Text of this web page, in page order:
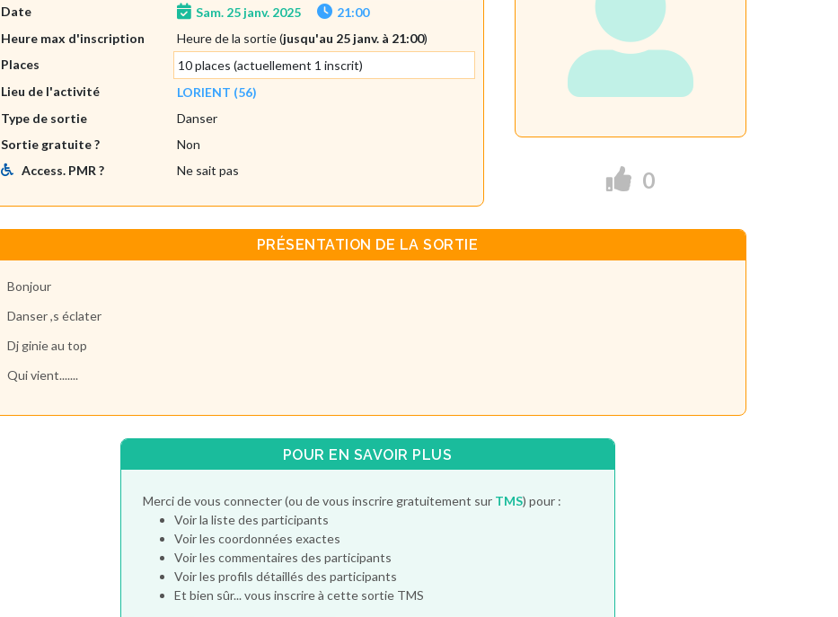
Date
Sam. 25 janv. 2025
21:00
Heure max d'inscription
Heure de la sortie (jusqu'au 25 janv. à 21:00)
Places
10 places (actuellement 1 inscrit)
Lieu de l'activité
LORIENT (56)
Type de sortie
Danser
Sortie gratuite ?
Non
Access. PMR ?
Ne sait pas 0
PRÉSENTATION DE LA SORTIE
Bonjour
Danser ,s éclater
Dj ginie au top
Qui vient.......
POUR EN SAVOIR PLUS
Merci de vous connecter (ou de vous inscrire gratuitement sur TMS) pour :
Voir la liste des participants
Voir les coordonnées exactes
Voir les commentaires des participants
Voir les profils détaillés des participants
Et bien sûr... vous inscrire à cette sortie TMS